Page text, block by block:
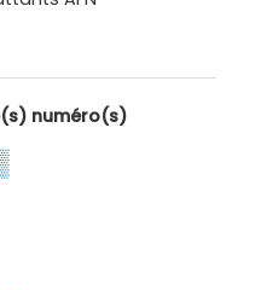
numéro(s)